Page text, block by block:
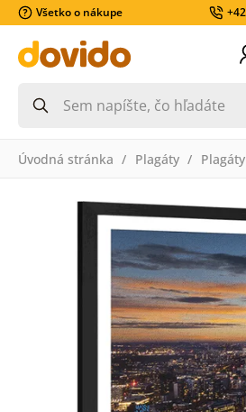
Všetko o nákupe
Úvodná stránka Plagáty